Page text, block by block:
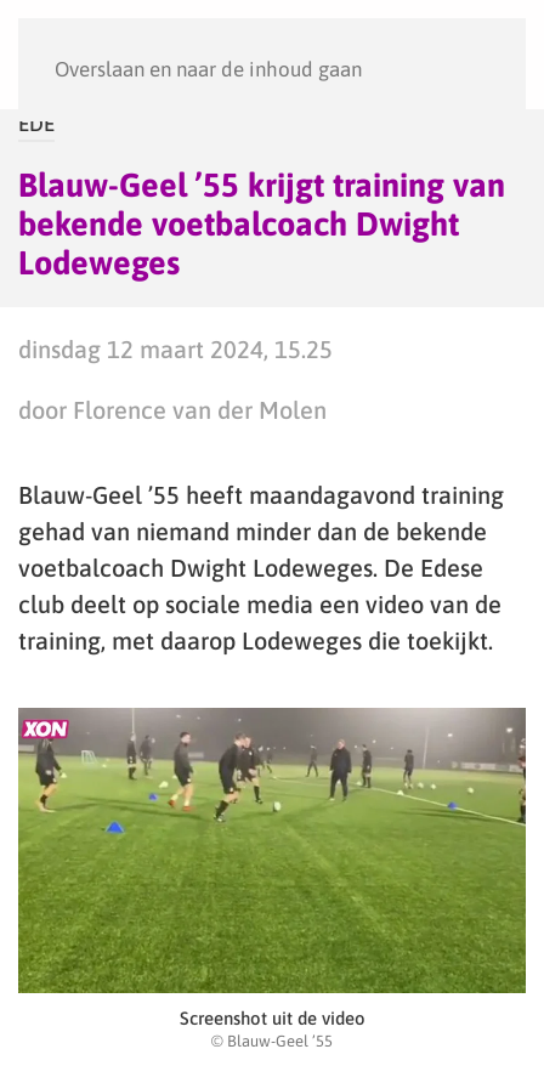
Overslaan en naar de inhoud gaan
EDE
Blauw-Geel ’55 krijgt training van
bekende voetbalcoach Dwight
Lodeweges
dinsdag 12 maart 2024, 15.25
door Florence van der Molen
Blauw-Geel ’55 heeft maandagavond training
gehad van niemand minder dan de bekende
voetbalcoach Dwight Lodeweges. De Edese
club deelt op sociale media een video van de
training, met daarop Lodeweges die toekijkt.
Screenshot uit de video
© Blauw-Geel ’55